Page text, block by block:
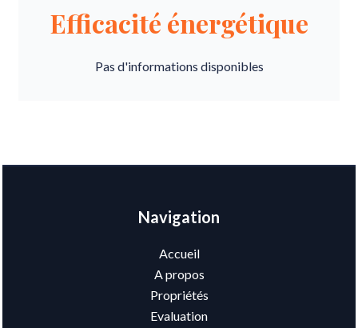
Efficacité énergétique
Pas d'informations disponibles
Navigation
Accueil
A propos
Propriétés
Evaluation